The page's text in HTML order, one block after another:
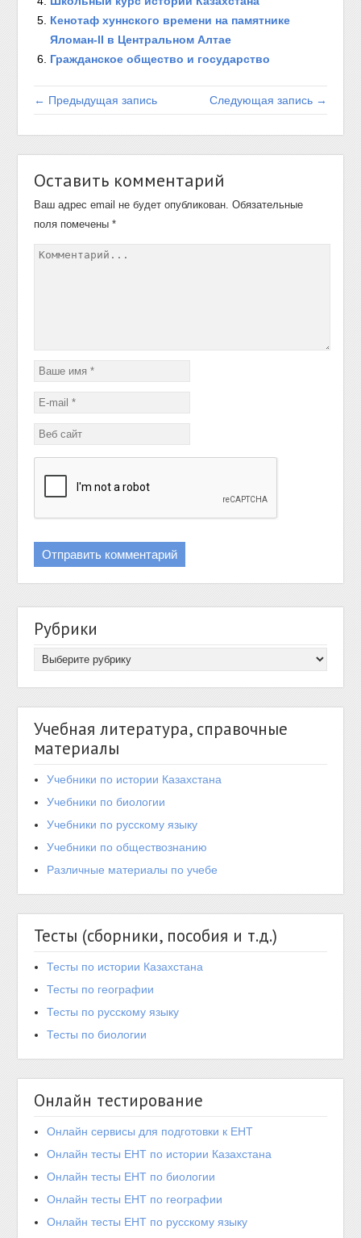
Кенотаф хуннского времени на памятнике
Яломан-II в Центральном Алтае
Гражданское общество и государство
← Предыдущая запись Следующая запись →
Оставить комментарий
Ваш адрес email не будет опубликован. Обязательные
поля помечены*
Рубрики
Учебная литература, справочные
материалы
Учебники по истории Казахстана
Учебники по биологии
Учебники по русскому языку
Учебники по обществознанию
Различные материалы по учебе
Тесты (сборники, пособия и т.д.)
Тесты по истории Казахстана
Тесты по географии
Тесты по русскому языку
Тесты по биологии
Онлайн тестирование
Онлайн сервисы для подготовки к ЕНТ
Онлайн тесты ЕНТ по истории Казахстана
Онлайн тесты ЕНТ по биологии
Онлайн тесты ЕНТ по географии
Онлайн тесты ЕНТ по русскому языку